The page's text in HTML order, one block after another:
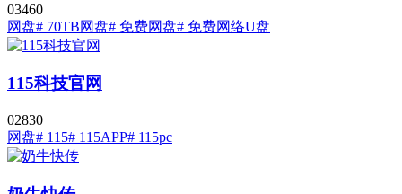
03460
网盘# 70TB网盘# 免费网盘# 免费网络U盘
115科技官网
02830
网盘# 115# 115APP# 115pc